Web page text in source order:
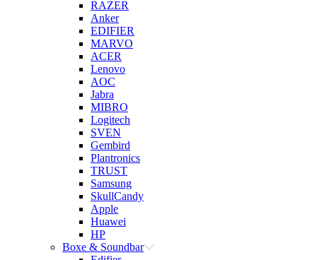
RAZER
Anker
EDIFIER
MARVO
ACER
Lenovo
AOC
Jabra
MIBRO
Logitech
SVEN
Gembird
Plantronics
TRUST
Samsung
SkullCandy
Apple
Huawei
HP
Boxe & Soundbar